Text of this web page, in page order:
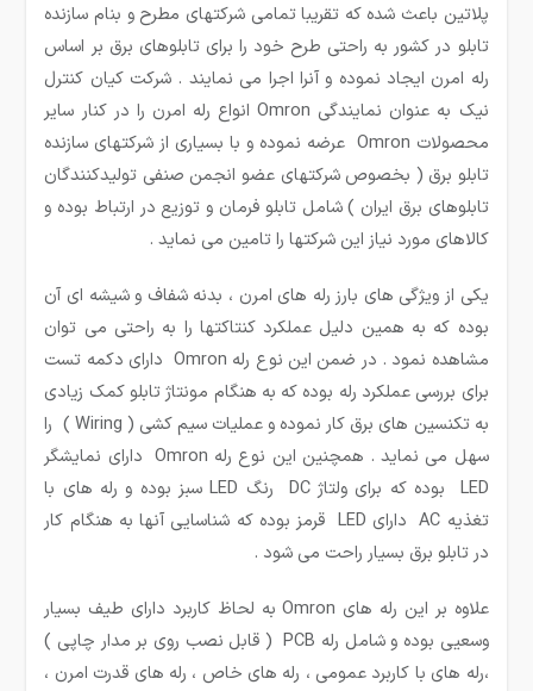
پلاتین باعث شده که تقریبا تمامی شرکتهای مطرح و بنام سازنده
تابلو در کشور به راحتی طرح خود را برای تابلوهای برق بر اساس
رله امرن ایجاد نموده و آنرا اجرا می نمایند . شرکت کیان کنترل
نیک به عنوان نمایندگی Omron انواع رله امرن را در کنار سایر
محصولات Omron عرضه نموده و با بسیاری از شرکتهای سازنده
تابلو برق ( بخصوص شرکتهای عضو انجمن صنفی تولیدکنندگان
تابلوهای برق ایران ) شامل تابلو فرمان و توزیع در ارتباط بوده و
کالاهای مورد نیاز این شرکتها را تامین می نماید .
یکی از ویژگی های بارز رله های امرن ، بدنه شفاف و شیشه ای آن
بوده که به همین دلیل عملکرد کنتاکتها را به راحتی می توان
مشاهده نمود . در ضمن این نوع رله Omron دارای دکمه تست
برای بررسی عملکرد رله بوده که به هنگام مونتاژ تابلو کمک زیادی
به تکنسین های برق کار نموده و عملیات سیم کشی ( Wiring ) را
سهل می نماید . همچنین این نوع رله Omron دارای نمایشگر
LED بوده که برای ولتاژ DC رنگ LED سبز بوده و رله های با
تغذیه AC دارای LED قرمز بوده که شناسایی آنها به هنگام کار
در تابلو برق بسیار راحت می شود .
علاوه بر این رله های Omron به لحاظ کاربرد دارای طیف بسیار
وسعیی بوده و شامل رله PCB ( قابل نصب روی بر مدار چاپی )
،رله های با کاربرد عمومی ، رله های خاص ، رله های قدرت امرن ،